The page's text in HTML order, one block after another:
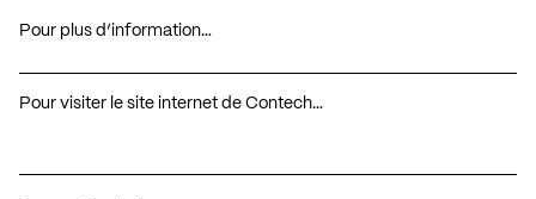
Pour plus d’information…
Pour visiter le site internet de Contech…